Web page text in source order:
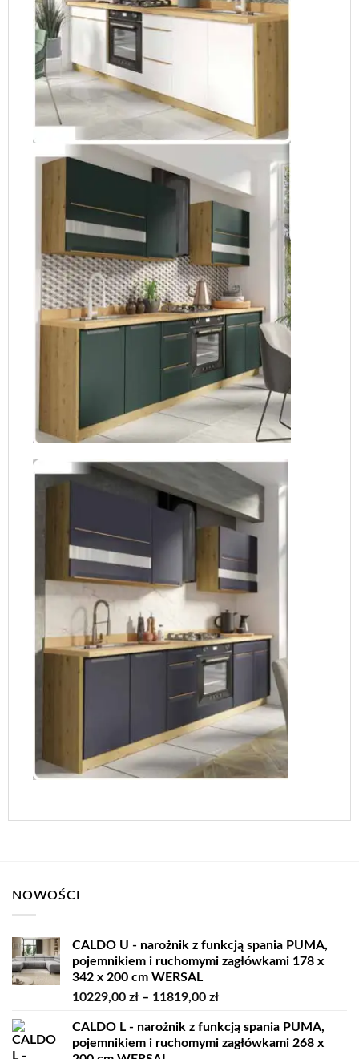
NOWOŚCI
CALDO U - narożnik z funkcją spania PUMA,
pojemnikiem i ruchomymi zagłówkami 178 x
342 x 200 cm WERSAL
10229,00 zł – 11819,00 złZakres
od
10229,00 zł
CALDO L - narożnik z funkcją spania PUMA,
pojemnikiem i ruchomymi zagłówkami 268 x